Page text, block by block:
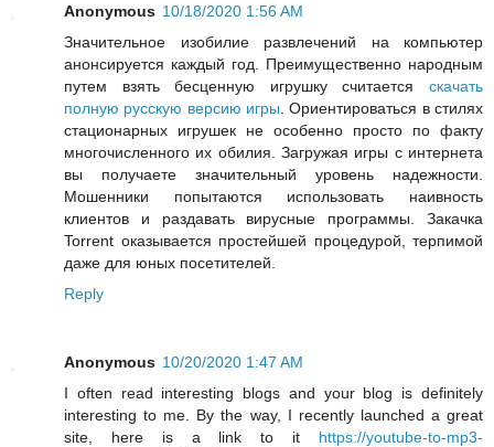
Anonymous 10/18/2020 1:56 AM
Значительное изобилие развлечений на компьютер
анонсируется каждый год. Преимущественно народным
путем взять бесценную игрушку считается скачать
полную русскую версию игры . Ориентироваться в стилях
стационарных игрушек не особенно просто по факту
многочисленного их обилия. Загружая игры с интернета
вы получаете значительный уровень надежности.
Мошенники попытаются использовать наивность
клиентов и раздавать вирусные программы. Закачка
Torrent оказывается простейшей процедурой, терпимой
даже для юных посетителей.
Reply
Anonymous 10/20/2020 1:47 AM
I often read interesting blogs and your blog is definitely
interesting to me. By the way, I recently launched a great
site, here is a link to it https://youtube-to-mp3-